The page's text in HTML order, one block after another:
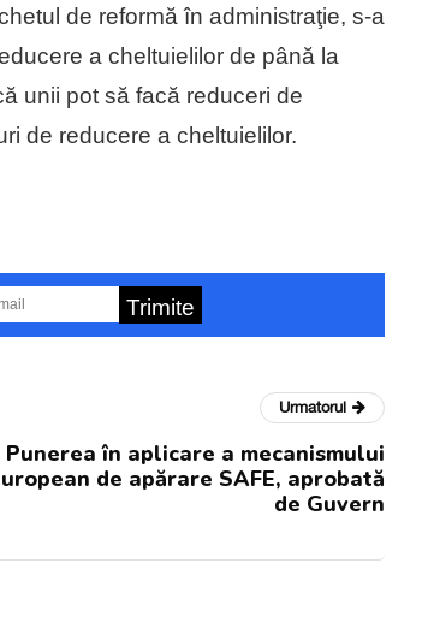
de reformă în administraţie, s-a
a cheltuielilor de până la
unii pot să facă reduceri de
de reducere a cheltuielilor.
Trimite
Urmatorul
Punerea în aplicare a mecanismului
de apărare SAFE, aprobată
de Guvern